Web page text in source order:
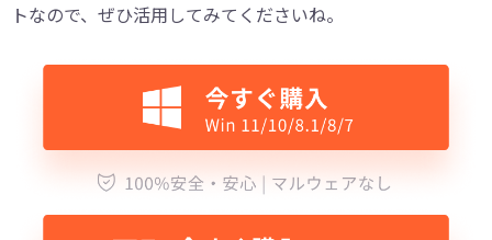
トなので、ぜひ活用してみてくださいね。